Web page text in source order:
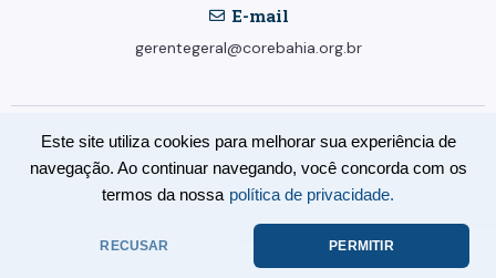
Este site utiliza cookies para melhorar sua experiência de
navegação. Ao continuar navegando, você concorda com os
termos da nossa política de privacidade.
RECUSAR PERMITIR
E-mail
gerentegeral@corebahia.org.br
© Conselho Regional dos Representantes Comerciais no Estado da
Bahia - CORE-BA. Todos os direitos reservados.